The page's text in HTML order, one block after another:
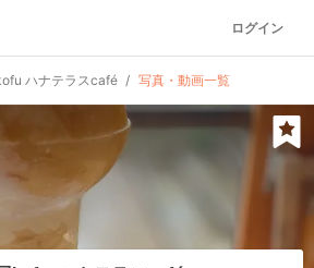
ログイン
ハナテラスcafé 写真・動画一覧